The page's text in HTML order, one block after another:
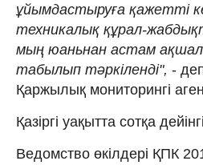
ұйымдастыруға қажетті
техникалық құрал-
мың юаньнан астам
табылып тәркіленді", -
Қаржылық мониторингі
Қазіргі уақытта сотқа
Ведомство өкілдері ҚПК